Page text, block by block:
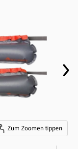
Zum Zoomen tippen